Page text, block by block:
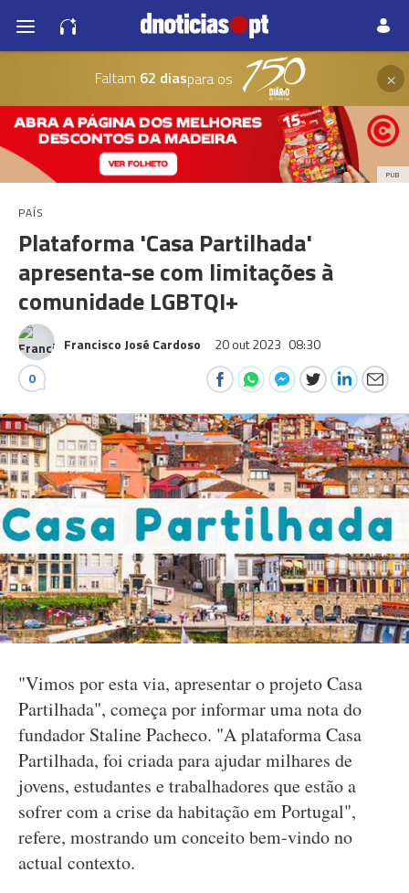
Faltam 62 diaspara os ×
PUB
PAÍS
Plataforma 'Casa Partilhada'
apresenta-se com limitações à
comunidade LGBTQI+
Francisco José Cardoso 20 out 2023 08:30
0
"Vimos por esta via, apresentar o projeto Casa
Partilhada", começa por informar uma nota do
fundador Staline Pacheco. "A plataforma Casa
Partilhada, foi criada para ajudar milhares de
jovens, estudantes e trabalhadores que estão a
sofrer com a crise da habitação em Portugal",
refere, mostrando um conceito bem-vindo no
actual contexto.